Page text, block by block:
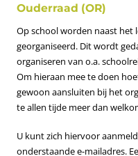
Ouderraad (OR)
Op school worden naast het
georganiseerd. Dit wordt
organiseren van o.a.
Om hieraan mee te doen
gewoon aansluiten bij het
te allen tijde meer dan
U kunt zich hiervoor
onderstaande e-mailadres.